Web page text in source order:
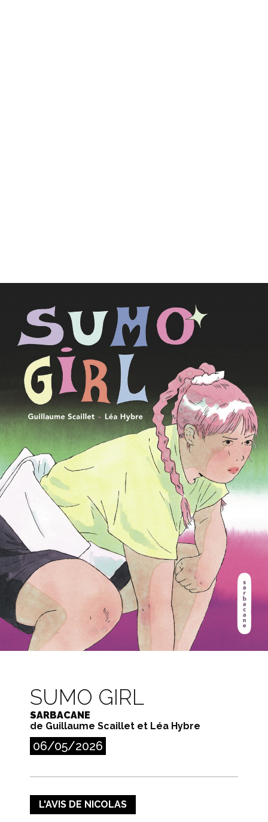
SUMO GIRL
SARBACANE
de Guillaume Scaillet et Léa Hybre
06/05/2026
L'AVIS DE NICOLAS